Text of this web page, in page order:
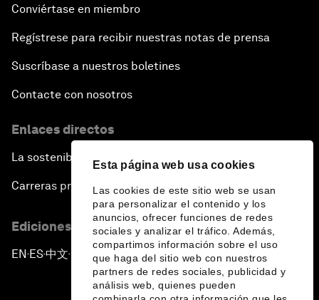
Esta página web usa cookies
Las cookies de este sitio web se usan
para personalizar el contenido y los
anuncios, ofrecer funciones de redes
sociales y analizar el tráfico. Además,
compartimos información sobre el uso
que haga del sitio web con nuestros
partners de redes sociales, publicidad y
análisis web, quienes pueden
Conviértase en miembro
Regístrese para recibir nuestras notas de prensa
Suscríbase a nuestros boletines
Contacte con nosotros
Enlaces directos
La sostenibilidad en el Foro
Carreras profesionales
Ediciones en otros idiomas
EN ▪ES▪中文▪ 日本語